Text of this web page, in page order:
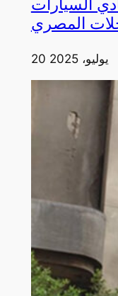
السيارات
المصري
20 يوليو، 2025